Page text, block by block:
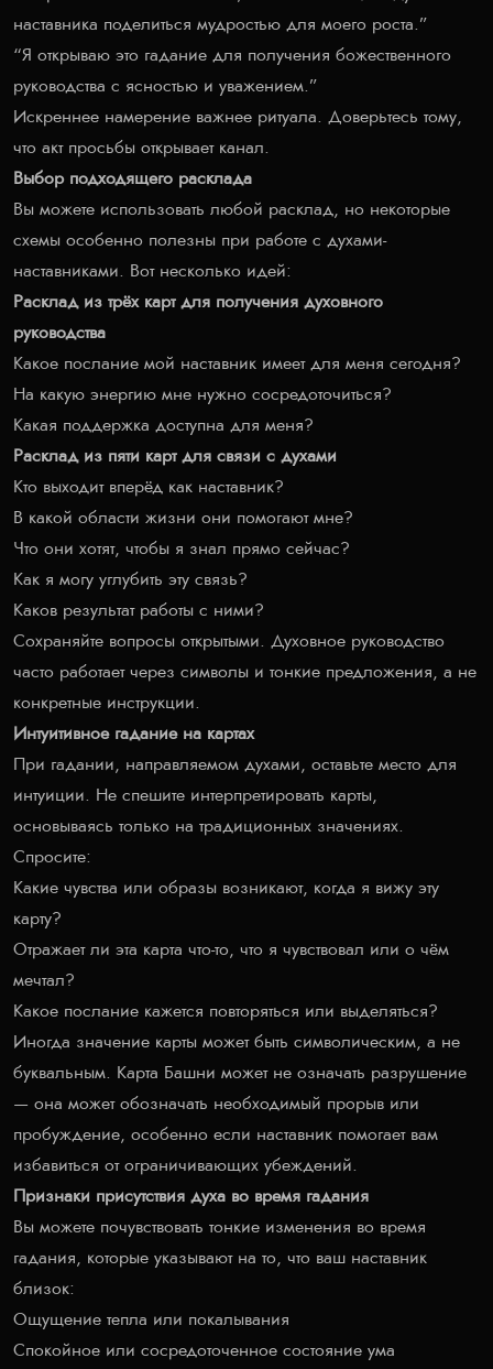
наставника поделиться мудростью для моего роста.”
“Я открываю это гадание для получения божественного
руководства с ясностью и уважением.”
Искреннее намерение важнее ритуала. Доверьтесь тому,
что акт просьбы открывает канал.
Выбор подходящего расклада
Вы можете использовать любой расклад, но некоторые
схемы особенно полезны при работе с духами-
наставниками. Вот несколько идей:
Расклад из трёх карт для получения духовного
руководства
Какое послание мой наставник имеет для меня сегодня?
На какую энергию мне нужно сосредоточиться?
Какая поддержка доступна для меня?
Расклад из пяти карт для связи с духами
Кто выходит вперёд как наставник?
В какой области жизни они помогают мне?
Что они хотят, чтобы я знал прямо сейчас?
Как я могу углубить эту связь?
Каков результат работы с ними?
Сохраняйте вопросы открытыми. Духовное руководство
часто работает через символы и тонкие предложения, а не
конкретные инструкции.
Интуитивное гадание на картах
При гадании, направляемом духами, оставьте место для
интуиции. Не спешите интерпретировать карты,
основываясь только на традиционных значениях.
Спросите:
Какие чувства или образы возникают, когда я вижу эту
карту?
Отражает ли эта карта что-то, что я чувствовал или о чём
мечтал?
Какое послание кажется повторяться или выделяться?
Иногда значение карты может быть символическим, а не
буквальным. Карта Башни может не означать разрушение
— она может обозначать необходимый прорыв или
пробуждение, особенно если наставник помогает вам
избавиться от ограничивающих убеждений.
Признаки присутствия духа во время гадания
Вы можете почувствовать тонкие изменения во время
гадания, которые указывают на то, что ваш наставник
близок:
Ощущение тепла или покалывания
Спокойное или сосредоточенное состояние ума